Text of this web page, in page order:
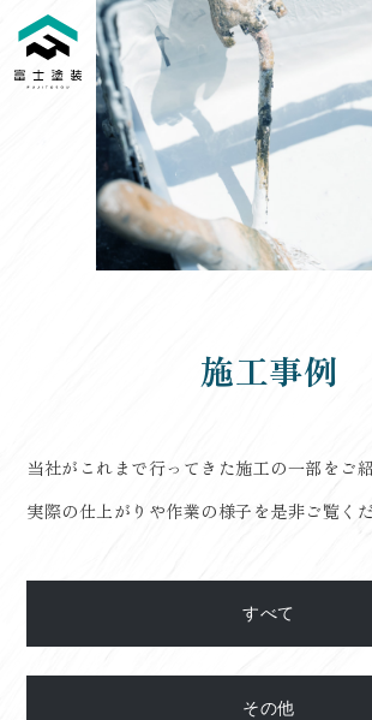
施工事例
当社がこれまで行ってきた施工の一部をご紹
実際の仕上がりや作業の様子を是非ご覧くだ
すべて
その他